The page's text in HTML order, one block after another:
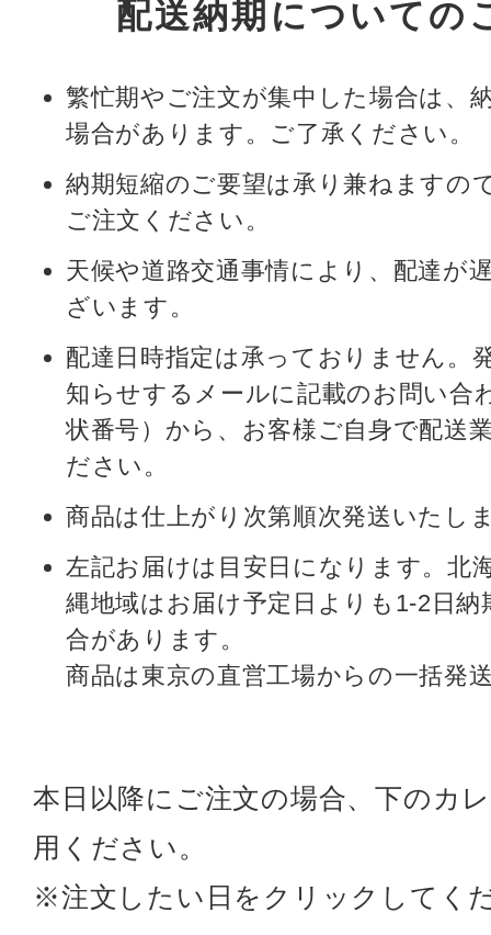
配送納期についての
繁忙期やご注文が集中した場合は、
場合があります。ご了承ください。
納期短縮のご要望は承り兼ねますの
ご注文ください。
天候や道路交通事情により、配達が
ざいます。
配達日時指定は承っておりません。
知らせするメールに記載のお問い合
状番号）から、お客様ご自身で配送
ださい。
商品は仕上がり次第順次発送いたし
左記お届けは目安日になります。北
縄地域はお届け予定日よりも1-2日納
合があります。
商品は東京の直営工場からの一括発
本日以降にご注文の場合、下のカ
用ください。
※注文したい日をクリックしてく